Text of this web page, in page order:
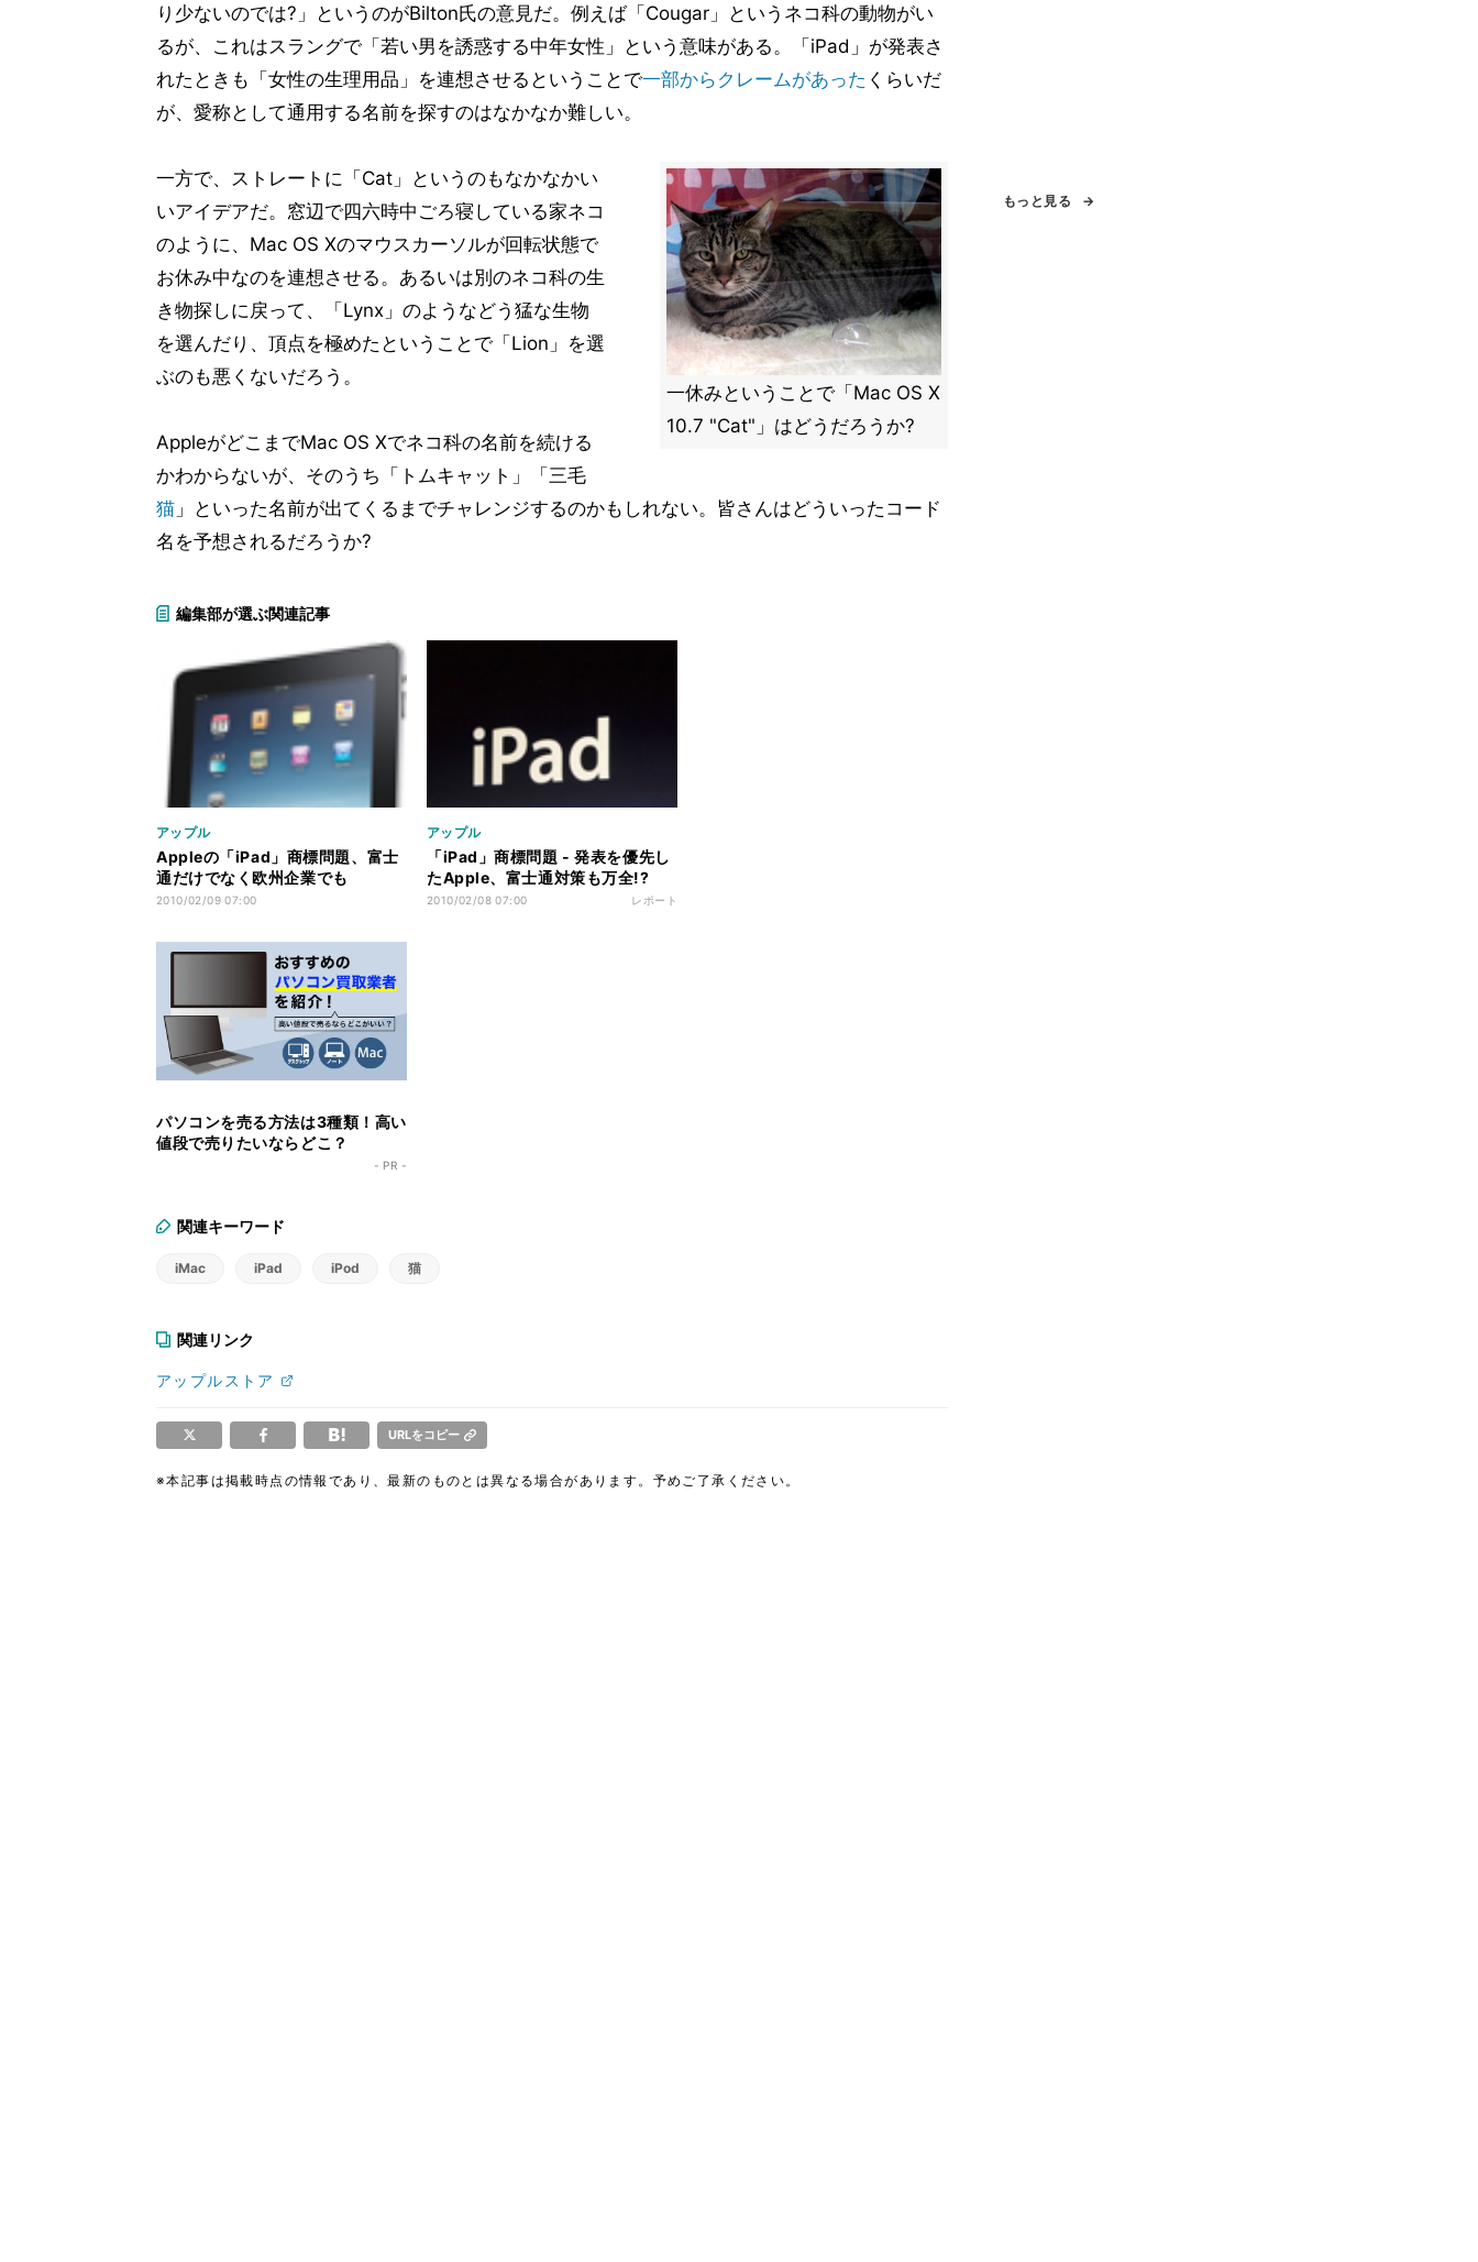
り少ないのでは?」というのがBilton氏の意見だ。例えば「Cougar」というネコ科の動物がい
るが、これはスラングで「若い男を誘惑する中年女性」という意味がある。「iPad」が発表さ
れたときも「女性の生理用品」を連想させるということで一部からクレームがあった くらいだ
が、愛称として通用する名前を探すのはなかなか難しい。
一休みということで「Mac OS X
10.7 "Cat"」はどうだろうか?
一方で、ストレートに「Cat」というのもなかなかい
いアイデアだ。窓辺で四六時中ごろ寝している家ネコ
のように、Mac OS Xのマウスカーソルが回転状態で
お休み中なのを連想させる。あるいは別のネコ科の生
き物探しに戻って、「Lynx」のようなどう猛な生物
を選んだり、頂点を極めたということで「Lion」を選
ぶのも悪くないだろう。
AppleがどこまでMac OS Xでネコ科の名前を続ける
かわからないが、そのうち「トムキャット」「三毛
猫 」といった名前が出てくるまでチャレンジするのかもしれない。皆さんはどういったコード
名を予想されるだろうか?
編集部が選ぶ関連記事
アップル
Appleの「iPad」商標問題、富士
通だけでなく欧州企業でも
2010/02/09 07:00
アップル
「iPad」商標問題 - 発表を優先し
たApple、富士通対策も万全!?
2010/02/08 07:00 レポート
パソコンを売る方法は3種類！高い
値段で売りたいならどこ？
- PR -
関連キーワード
iMac iPad iPod 猫
関連リンク
アップルストア
URLをコピー
※本記事は掲載時点の情報であり、最新のものとは異なる場合があります。予めご了承ください。
もっと見る